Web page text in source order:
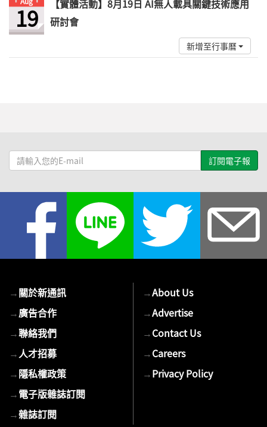
19
【實體活動】8月19日 AI無人載具關鍵技術應用
研討會
新增至行事曆
請
輸
→關於新通訊
→廣告合作
→聯絡我們
→人才招募
→隱私權政策
→電子版雜誌訂閱
→雜誌訂閱
→About Us
→Advertise
→Contact Us
→Careers
→Privacy Policy